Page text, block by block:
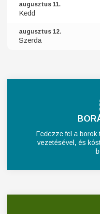
augusztus 11.
Kedd
augusztus 12.
Szerda
Fedezze fel a borok
vezetésével, és